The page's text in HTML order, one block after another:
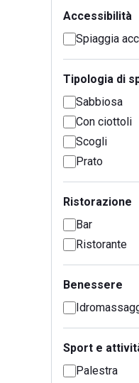
Accessibilità
Spiaggia
Tipologia di
Sabbiosa
Con ciottoli
Scogli
Prato
Ristorazione
Bar
Ristorante
Benessere
Sport e
Palestra